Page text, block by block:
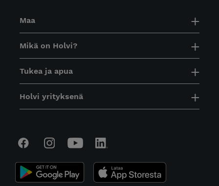
Maa
Mikä on Holvi?
Tukea ja apua
Holvi yrityksenä